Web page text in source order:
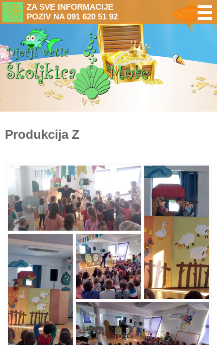
ZA SVE INFORMACIJE
POZIV NA 091 620 51 92
Produkcija Z